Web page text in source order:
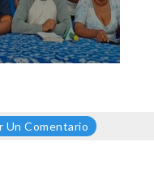
Un Comentario